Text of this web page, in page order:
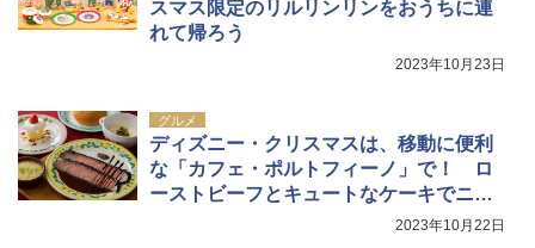
スマス限定のリルリンリンをおうちに連
れて帰ろう
2023年10月23日
グルメ
ディズニー・クリスマスは、移動に便利
な「カフェ・ポルトフィーノ」で！ ロ
ーストビーフとキュートなケーキでニッ
2023年10月22日